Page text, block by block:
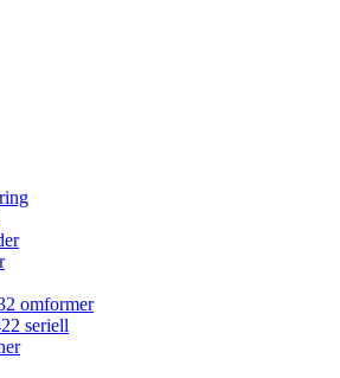
omformer
seriell